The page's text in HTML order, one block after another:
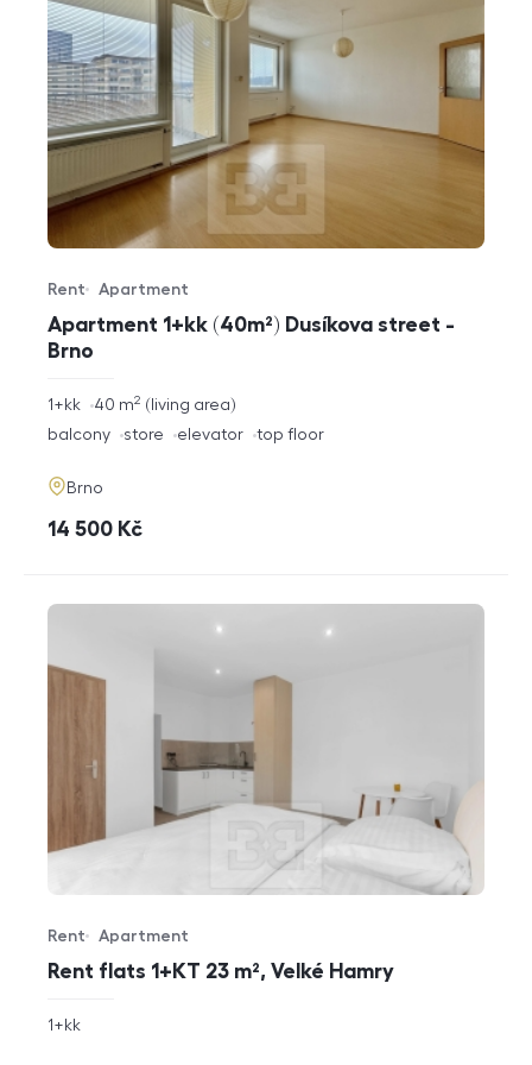
Apartment 1+kk (40m²) Dusíkova street -
Brno
Offer type
Rent
Property type
Apartment
rozměry
1+kk living area
40 m2
funkce
balcony store elevator top floor
adresa
Brno
cena
14 500 Kč
Rent flats 1+KT 23 m², Velké Hamry
Offer type
Rent
Property type
Apartment
rozměry
1+kk